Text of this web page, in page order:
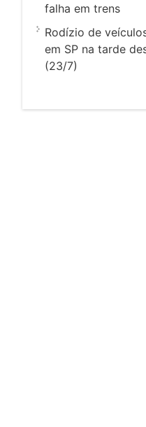
falha em trens
Rodízio de
em SP na tarde
(23/7)